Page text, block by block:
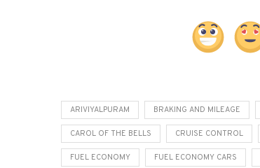
ARIVIYALPURAM BRAKING AND MILEAGE
CAROL OF THE BELLS CRUISE CONTROL
FUEL ECONOMY FUEL ECONOMY CARS